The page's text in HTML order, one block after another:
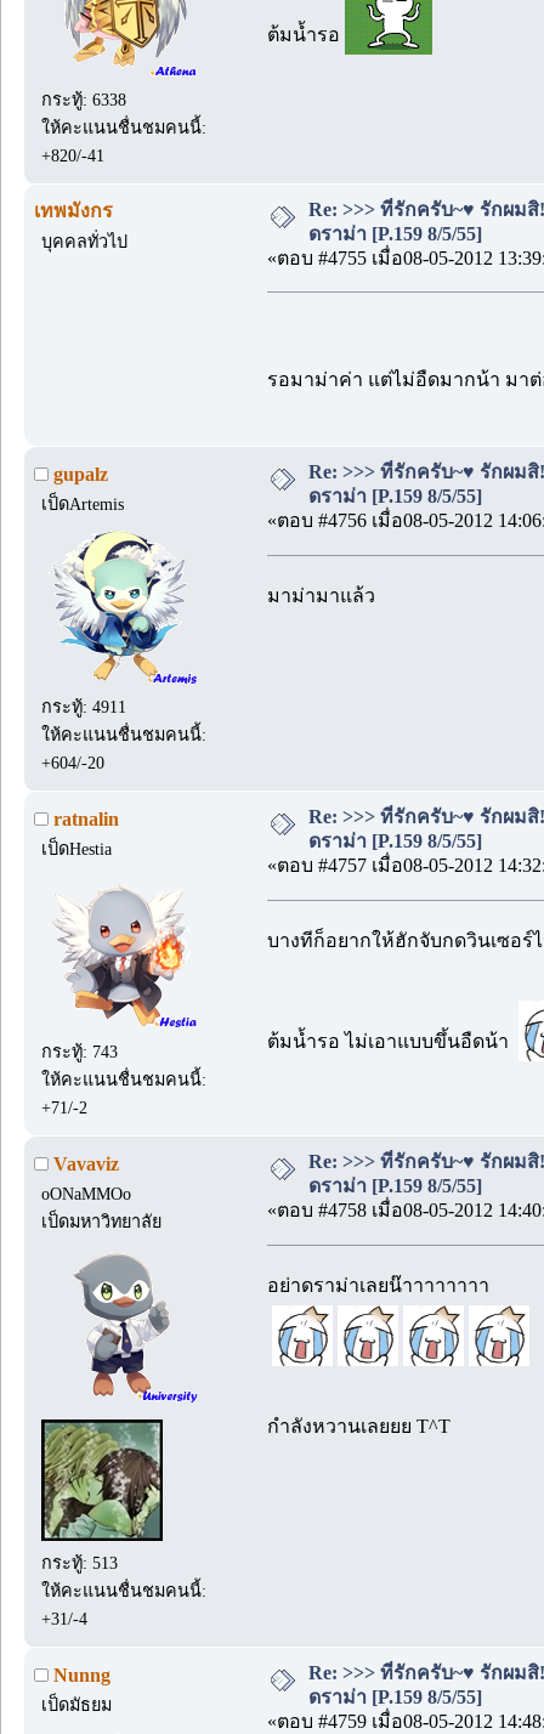
กระทู้: 6338
ให้คะแนนชื่นชมคนนี้:
+820/-41
ต้มน้ำรอ
เทพมังกร
บุคคลทั่วไป
Re: >>> ที่รักครับ~♥ รักผม
ดราม่า [P.159 8/5/55]
«ตอบ #4755 เมื่อ08-05-2012
รอมาม่าค่า แต่ไม่อืดมากน้า มา
gupalz
เป็ดArtemis
กระทู้: 4911
ให้คะแนนชื่นชมคนนี้:
+604/-20
Re: >>> ที่รักครับ~♥ รักผม
ดราม่า [P.159 8/5/55]
«ตอบ #4756 เมื่อ08-05-2012
มาม่ามาแล้ว
ratnalin
เป็ดHestia
กระทู้: 743
ให้คะแนนชื่นชมคนนี้:
+71/-2
Re: >>> ที่รักครับ~♥ รักผม
ดราม่า [P.159 8/5/55]
«ตอบ #4757 เมื่อ08-05-2012
บางทีก็อยากให้ฮักจับกดวินเซอร์
ต้มน้ำรอ ไม่เอาแบบขึ้นอืดน้า
Vavaviz
oONaMMOo
เป็ดมหาวิทยาลัย
กระทู้: 513
ให้คะแนนชื่นชมคนนี้:
+31/-4
Re: >>> ที่รักครับ~♥ รักผม
ดราม่า [P.159 8/5/55]
«ตอบ #4758 เมื่อ08-05-2012
อย่าดราม่าเลยน๊าาาาาาาา
กำลังหวานเลยยย T^T
Nunng
เป็ดมัธยม
Re: >>> ที่รักครับ~♥ รักผม
ดราม่า [P.159 8/5/55]
«ตอบ #4759 เมื่อ08-05-2012